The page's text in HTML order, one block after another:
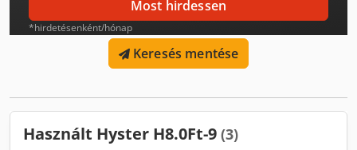
8.000 kg Építési magasság: 300 cm További információért
keresse Tobias Ebertet.
Most hirdessen
*hirdetésenként/hónap
Keresés mentése
Használt Hyster H8.0Ft-9 (3)